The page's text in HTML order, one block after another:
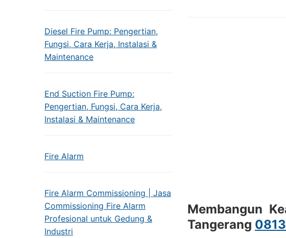
Diesel Fire Pump: Pengertian,
Fungsi, Cara Kerja, Instalasi &
Maintenance
End Suction Fire Pump:
Pengertian, Fungsi, Cara Kerja,
Instalasi & Maintenance
Fire Alarm
Fire Alarm Commissioning | Jasa
Commissioning Fire Alarm
Profesional untuk Gedung &
Industri
Membangun
Tangerang